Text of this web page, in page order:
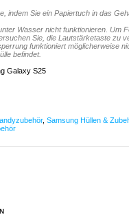
indem Sie ein Papiertuch in das
Wasser nicht funktionieren. Um
Sie, die Lautstärketaste zu
funktioniert möglicherweise
befindet.
Galaxy S25
, Samsung Hüllen &